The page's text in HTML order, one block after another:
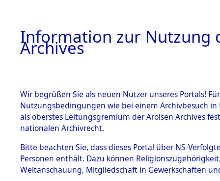
BESTÄNDE
1.
Inhaftierungsdoku
mente
1.2.9 Beim ITS
0001
Information zur Nutzung
Archives
Wir begrüßen Sie als neuen Nutzer unseres Portals!
Nutzungsbedingungen wie bei einem Archivbesuch
als oberstes Leitungsgremium der Arolsen Archives
nationalen Archivrecht.
Bitte beachten Sie, dass dieses Portal über NS-
Personen enthält. Dazu können
Weltanschauung, Mitgliedschaft in Gewerkschaften